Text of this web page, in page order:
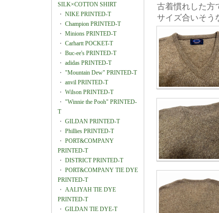
SILK×COTTON SHIRT
・ NIKE PRINTED-T
・ Champion PRINTED-T
・ Minions PRINTED-T
・ Carhartt POCKET-T
・ Buc-ee's PRINTED-T
・ adidas PRINTED-T
・ "Mountain Dew" PRINTED-T
・ anvil PRINTED-T
・ Wilson PRINTED-T
・ "Winnie the Pooh" PRINTED-
T
・ GILDAN PRINTED-T
・ Phillies PRINTED-T
・ PORT&COMPANY
PRINTED-T
・ DISTRICT PRINTED-T
・ PORT&COMPANY TIE DYE
PRINTED-T
・ AALIYAH TIE DYE
PRINTED-T
・ GILDAN TIE DYE-T
古着慣れした方
サイズ合いそう